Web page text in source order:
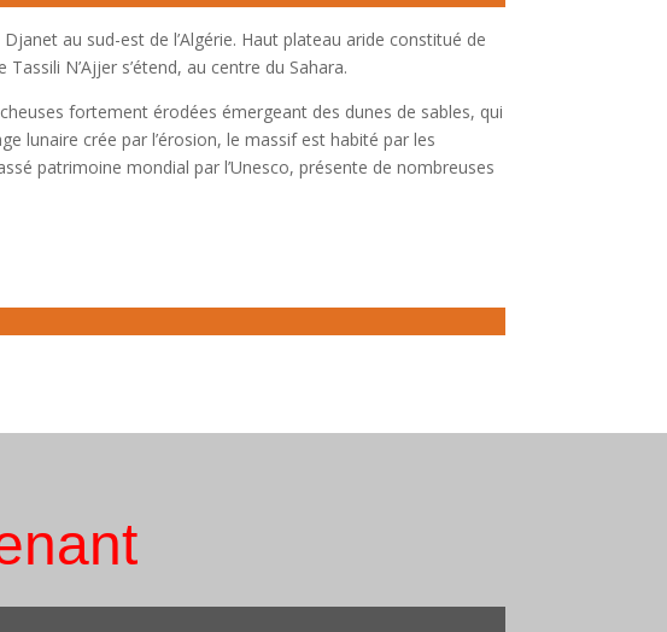
au sud-est de l’Algérie. Haut plateau aride constitué de
N’Ajjer s’étend, au centre du Sahara.
fortement érodées émergeant des dunes de sables, qui
lunaire crée par l’érosion, le massif est habité par les
patrimoine mondial par l’Unesco, présente de nombreuses